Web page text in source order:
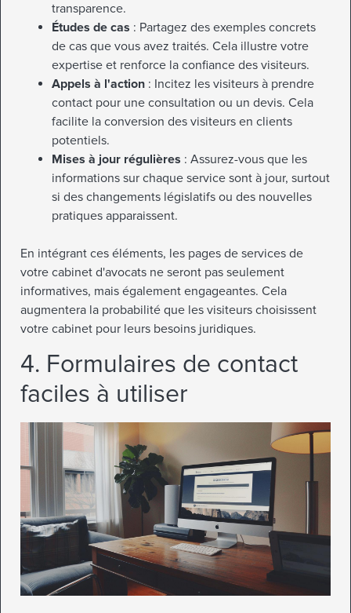
transparence.
Études de cas : Partagez des exemples concrets
de cas que vous avez traités. Cela illustre votre
expertise et renforce la confiance des visiteurs.
Appels à l'action : Incitez les visiteurs à prendre
contact pour une consultation ou un devis. Cela
facilite la conversion des visiteurs en clients
potentiels.
Mises à jour régulières : Assurez-vous que les
informations sur chaque service sont à jour, surtout
si des changements législatifs ou des nouvelles
pratiques apparaissent.
En intégrant ces éléments, les pages de services de
votre cabinet d'avocats ne seront pas seulement
informatives, mais également engageantes. Cela
augmentera la probabilité que les visiteurs choisissent
votre cabinet pour leurs besoins juridiques.
4. Formulaires de contact
faciles à utiliser